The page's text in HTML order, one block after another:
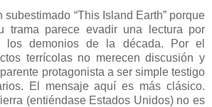
“This Island Earth” porque
trama parece evadir una lectura por
los demonios de la década. Por el
terrícolas no merecen discusión y
protagonista a ser simple testigo
El mensaje aquí es más clásico.
(entiéndase Estados Unidos) no es